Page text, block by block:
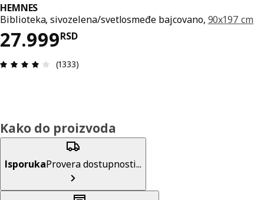
HEMNES
Biblioteka, sivozelena/svetlosmeđe bajcovano, 90x197 cm
27.999RSD
Cena 27999RSD
Pregled: 4.1 od mogućih 5 zvezdica. Ukupan
(1333)
Kako do proizvoda
IsporukaProvera dostupnosti...